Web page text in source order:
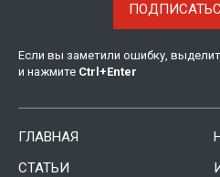
Если вы заметили ошибку,
и нажмите Ctrl +Enter
ГЛАВНАЯ
СТАТЬИ